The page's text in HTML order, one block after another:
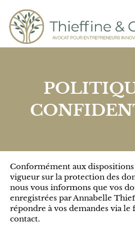
Conformément aux
vigueur sur la protection des
nous vous informons que vos
enregistrées par Annabelle
répondre à vos demandes via
contact.